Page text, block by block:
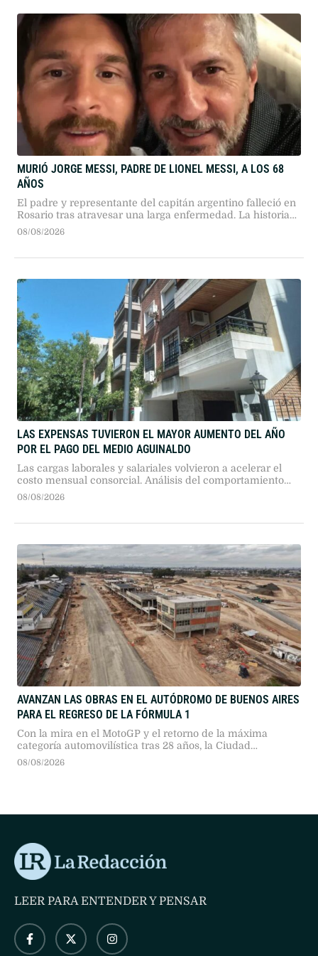
MURIÓ JORGE MESSI, PADRE DE LIONEL MESSI, A LOS 68
AÑOS
El padre y representante del capitán argentino falleció en
Rosario tras atravesar una larga enfermedad. La historia
del hombre que impulsó el sueño europeo del astro
08/08/2026
LAS EXPENSAS TUVIERON EL MAYOR AUMENTO DEL AÑO
POR EL PAGO DEL MEDIO AGUINALDO
Las cargas laborales y salariales volvieron a acelerar el
costo mensual consorcial. Análisis del comportamiento
anual y la pronunciada tendencia a la desaceleración
08/08/2026
AVANZAN LAS OBRAS EN EL AUTÓDROMO DE BUENOS AIRES
PARA EL REGRESO DE LA FÓRMULA 1
Con la mira en el MotoGP y el retorno de la máxima
categoría automovilística tras 28 años, la Ciudad
reformula el trazado del circuito Gálvez para recibir a 150
08/08/2026
LEER PARA ENTENDER Y PENSAR